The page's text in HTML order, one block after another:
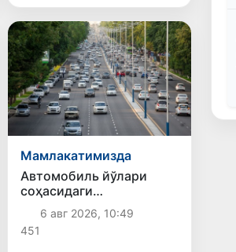
Мамлакатимизда
Автомобиль йўлари
соҳасидаги
муносабатлар тартибга
солинди
6 авг 2026, 10:49
451